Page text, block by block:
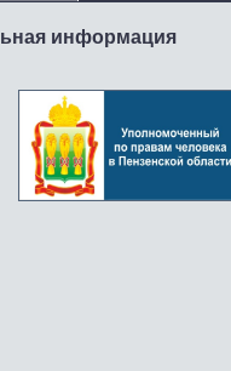
информация